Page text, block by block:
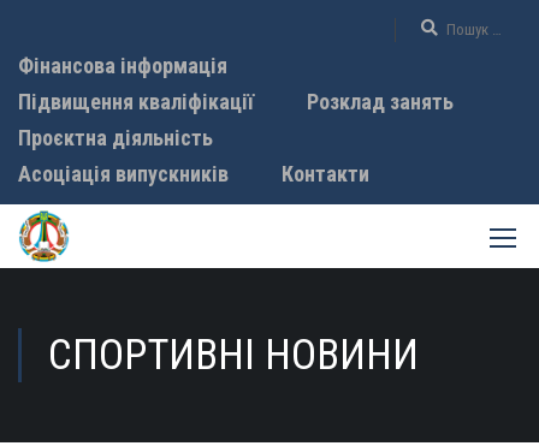
Фінансова інформація
Підвищення кваліфікації
Розклад занять
Проєктна діяльність
Асоціація випускників
Контакти
СПОРТИВНІ НОВИНИ